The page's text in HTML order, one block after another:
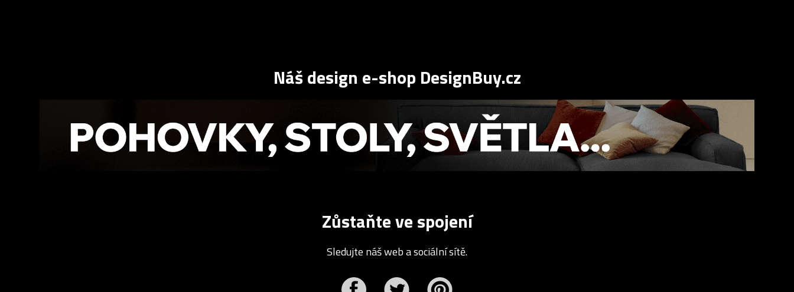
Náš design e-shop DesignBuy.cz
Zůstaňte ve spojení
Sledujte náš web a sociální sítě.